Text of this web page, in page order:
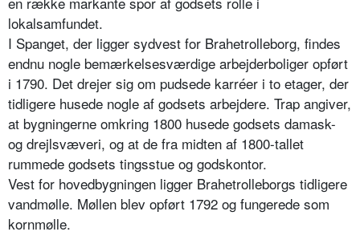
lokalsamfundet.
I Spanget, der ligger sydvest for Brahetrolleborg, findes
endnu nogle bemærkelsesværdige arbejderboliger opført
i 1790. Det drejer sig om pudsede karréer i to etager, der
tidligere husede nogle af godsets arbejdere. Trap angiver,
at bygningerne omkring 1800 husede godsets damask-
og drejlsvæveri, og at de fra midten af 1800-tallet
rummede godsets tingsstue og godskontor.
Vest for hovedbygningen ligger Brahetrolleborgs tidligere
vandmølle. Møllen blev opført 1792 og fungerede som
kornmølle.